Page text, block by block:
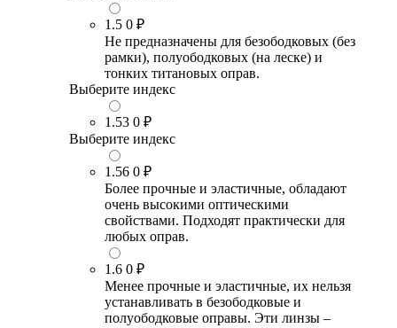
1.5 0 ₽
Не предназначены для безободковых (без
рамки), полуободковых (на леске) и
тонких титановых оправ.
Выберите индекс
1.53 0 ₽
Выберите индекс
1.56 0 ₽
Более прочные и эластичные, обладают
очень высокими оптическими
свойствами. Подходят практически для
любых оправ.
1.6 0 ₽
Менее прочные и эластичные, их нельзя
устанавливать в безободковые и
полуободковые оправы. Эти линзы –